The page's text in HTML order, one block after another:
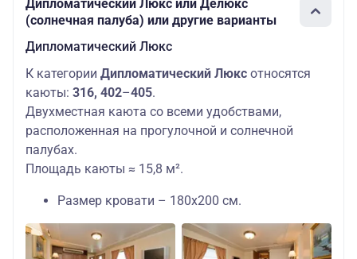
Дипломатический Люкс или Делюкс
(солнечная палуба) или другие варианты
Дипломатический Люкс
К категории Дипломатический Люкс относятся
каюты: 316, 402–405.
Двухместная каюта со всеми удобствами,
расположенная на прогулочной и солнечной
палубах.
Площадь каюты ≈ 15,8 м².
Размер кровати – 180х200 см.